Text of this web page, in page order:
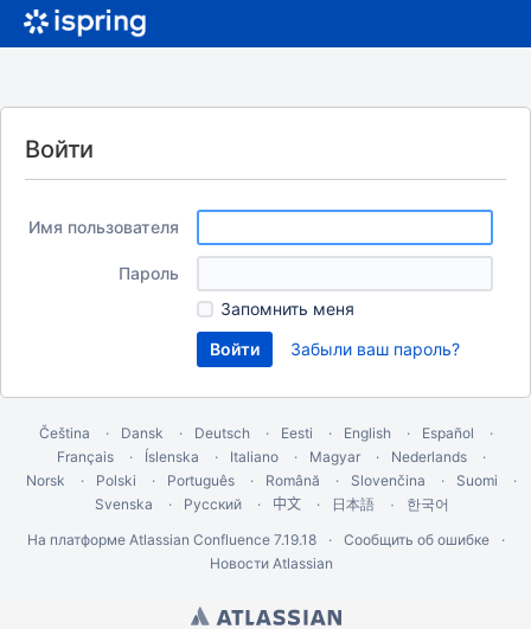
Войти
Имя пользователя
Пароль
Запомнить меня
Забыли ваш пароль?
Čeština Dansk Deutsch Eesti English
Español
Français
Íslenska Italiano Magyar
Nederlands
Norsk
Polski Português Română Slovenčina
Suomi
Svenska
Русский 中文 日本語
한국어
На платформе Atlassian Confluence 7.19.18
Сообщить об ошибке
Новости Atlassian